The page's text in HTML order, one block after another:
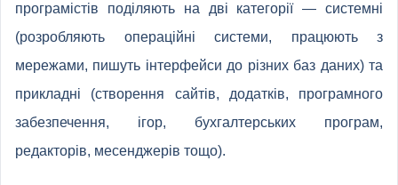
програмістів поділяють на дві категорії — системні
(розробляють операційні системи, працюють з
мережами, пишуть інтерфейси до різних баз даних) та
прикладні (створення сайтів, додатків, програмного
забезпечення, ігор, бухгалтерських програм,
редакторів, месенджерів тощо).